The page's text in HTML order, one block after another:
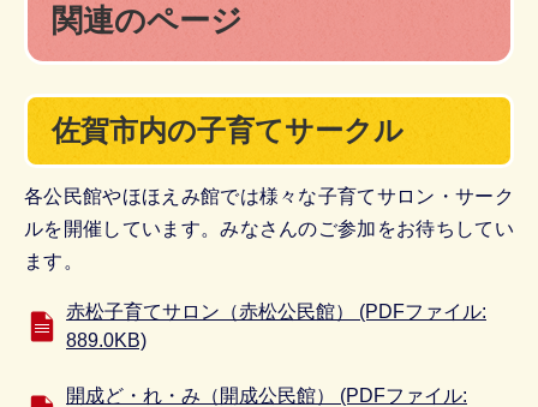
関連のページ
佐賀市内の子育てサークル
各公民館やほほえみ館では様々な子育てサロン・サーク
ルを開催しています。みなさんのご参加をお待ちしてい
ます。
赤松子育てサロン（赤松公民館） (PDFファイル:
889.0KB)
開成ど・れ・み（開成公民館） (PDFファイル: